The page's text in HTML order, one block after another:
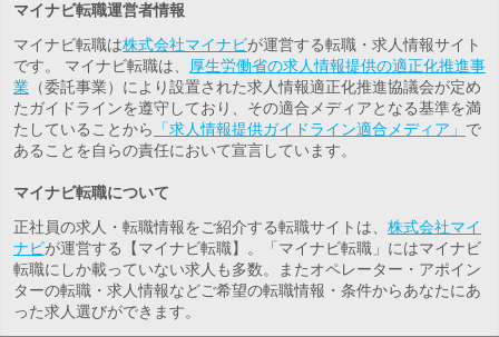
マイナビ転職運営者情報
マイナビ転職は株式会社マイナビが運営する転職・求人情報サイト
です。 マイナビ転職は、
厚生労働省の求人情報提供の適正化推進事
業 （委託事業）により設置された求人情報適正化推進協議会が定め
たガイドラインを遵守しており、その適合メディアとなる基準を満
たしていることから
「求人情報提供ガイドライン適合メディア」 で
あることを自らの責任において宣言しています。
マイナビ転職について
正社員の求人・転職情報をご紹介する転職サイトは、 株式会社マイ
ナビが運営する【マイナビ転職】。「マイナビ転職」にはマイナビ
転職にしか載っていない求人も多数。またオペレーター・アポイン
ターの転職・求人情報などご希望の転職情報・条件からあなたにあ
った求人選びができます。